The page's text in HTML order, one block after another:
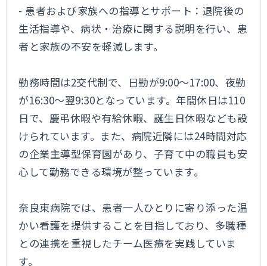
- 患者および家族への指導とサポート：退院後の
生活指導や、病状・治療に関する説明を行い、患
者と家族の不安を軽減します。
勤務時間は2交代制で、日勤が9:00～17:00、夜勤
が16:30～翌9:30となっています。年間休日は110
日で、慶弔休暇や有給休暇、誕生日休暇なども設
けられています。また、病院近隣には24時間対応
の企業主導型保育園があり、子育て中の職員も安
心して勤務できる環境が整っています。
奈良東病院では、患者一人ひとりに寄り添った温
かい看護を提供することを目指しており、多職種
との連携を重視したチーム医療を実践していま
す。